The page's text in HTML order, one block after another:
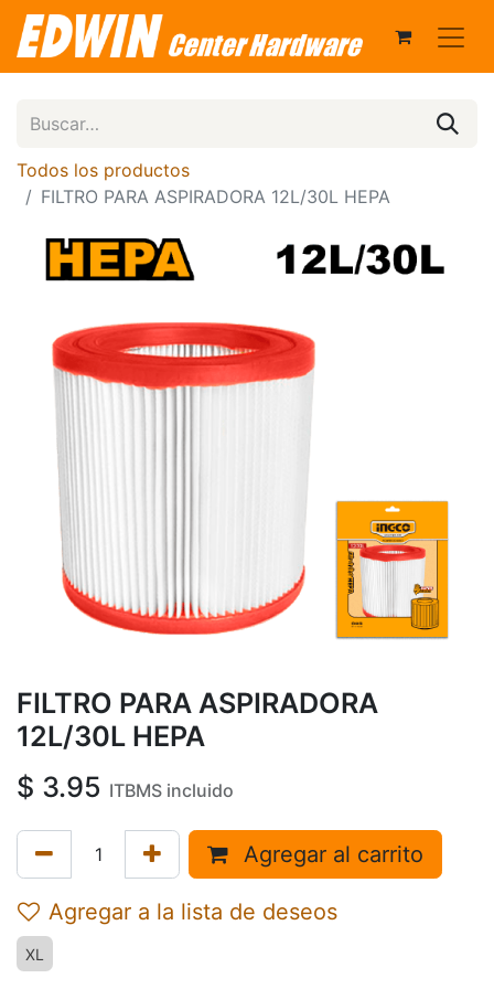
Todos los productos
FILTRO PARA ASPIRADORA 12L/30L HEPA
FILTRO PARA ASPIRADORA
12L/30L HEPA
$ 3.95 ITBMS incluido
Agregar al carrito
Agregar a la lista de deseos
XL